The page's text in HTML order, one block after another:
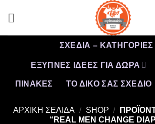
ΣΧΕΔΙΑ – ΚΑΤΗΓΟΡΙΕΣ
ΕΞΥΠΝΕΣ ΙΔΕΕΣ ΓΙΑ ΔΩΡΑ
ΠΙΝΑΚΕΣ ΤΟ ΔΙΚΟ ΣΑΣ ΣΧΕΔΙΟ
ΑΡΧΙΚΉ ΣΕΛΊΔΑ / SHOP /
“REAL MEN CHANGE